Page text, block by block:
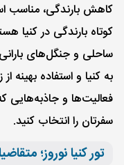
کاهش بارندگی، مناسب
کوتاه بارندگی در کنیا
ساحلی و جنگل‌های
به کنیا و استفاده بهینه
فعالیت‌ها و جاذبه‌هایی
سفرتان را انتخاب کنید.
تور کنیا نوروز؛